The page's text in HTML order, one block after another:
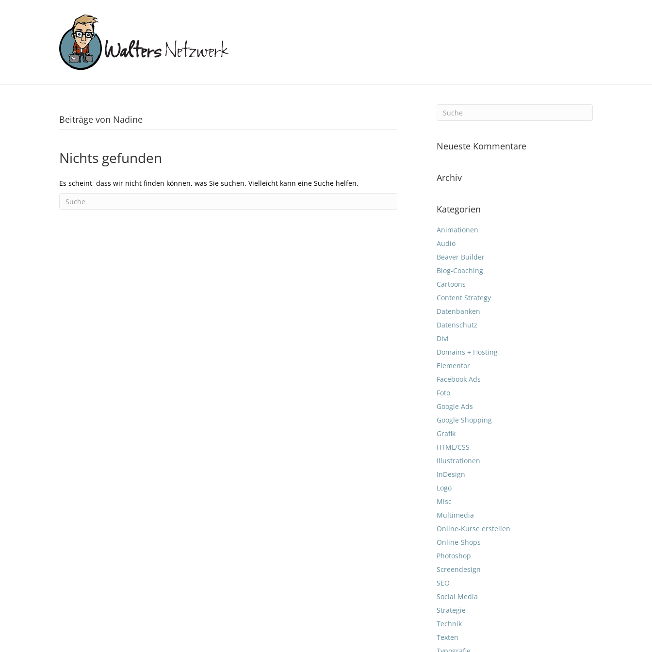
Beiträge von Nadine
Nichts gefunden
Es scheint, dass wir nicht finden können, was Sie suchen. Vielleicht kann eine Suche helfen.
Neueste Kommentare
Archiv
Kategorien
Animationen
Audio
Beaver Builder
Blog-Coaching
Cartoons
Content Strategy
Datenbanken
Datenschutz
Divi
Domains + Hosting
Elementor
Facebook Ads
Foto
Google Ads
Google Shopping
Grafik
HTML/CSS
Illustrationen
InDesign
Logo
Misc
Multimedia
Online-Kurse erstellen
Online-Shops
Photoshop
Screendesign
SEO
Social Media
Strategie
Technik
Texten